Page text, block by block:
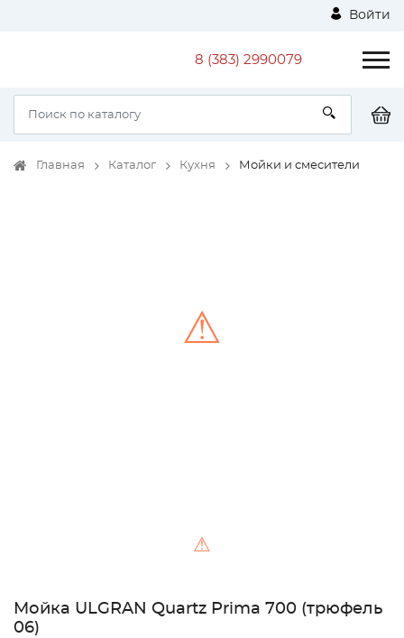
Войти
8 (383) 2990079
Главная Каталог Кухня Мойки и смесители
⚠
⚠
Мойка ULGRAN Quartz Prima 700 (трюфель
06)